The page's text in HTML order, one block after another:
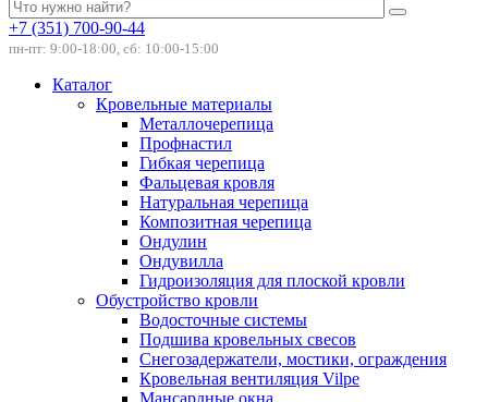
+7 (351) 700-90-44
пн-пт: 9:00-18:00, сб: 10:00-15:00
Каталог
Кровельные материалы
Металлочерепица
Профнастил
Гибкая черепица
Фальцевая кровля
Натуральная черепица
Композитная черепица
Ондулин
Ондувилла
Гидроизоляция для плоской кровли
Обустройство кровли
Водосточные системы
Подшива кровельных свесов
Снегозадержатели, мостики, ограждения
Кровельная вентиляция Vilpe
Мансардные окна